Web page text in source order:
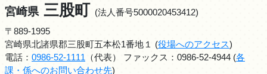
宮崎県 三股町 (法人番号5000020453412)
〒889-1995
宮崎県北諸県郡三股町五本松1番地１ (役場へのアクセス)
電話： 0986-52-1111 （代表） ファックス：0986-52-4944 (各
課・係へのお問い合わせ先)